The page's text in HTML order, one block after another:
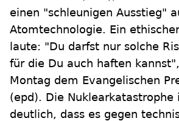
einen "schleunigen Ausstieg"
Atomtechnologie. Ein
laute: "Du darfst nur solche
für die Du auch haften
Montag dem Evangelischen
(epd). Die Nuklearkatastrophe
deutlich, dass es gegen